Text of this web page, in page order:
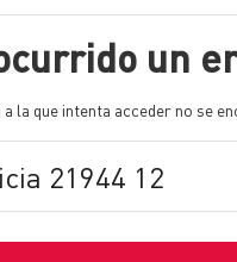
un
a la que intenta acceder no se